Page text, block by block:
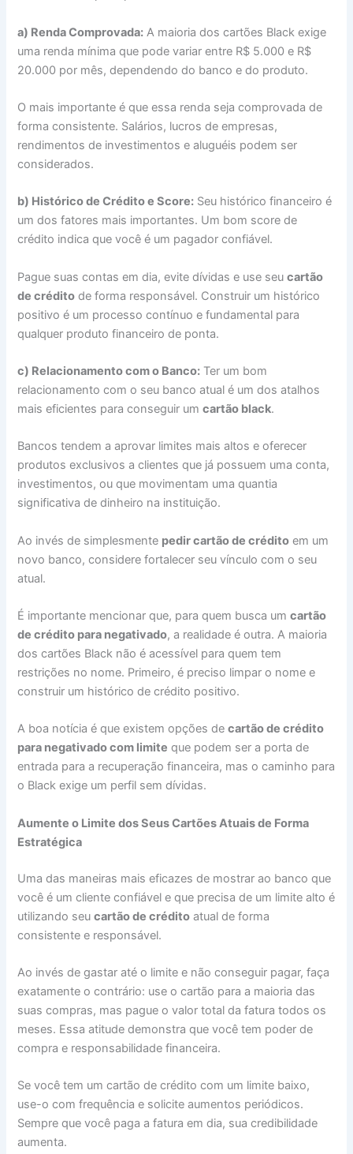
a) Renda Comprovada: A maioria dos cartões Black exige
uma renda mínima que pode variar entre R$ 5.000 e R$
20.000 por mês, dependendo do banco e do produto.
O mais importante é que essa renda seja comprovada de
forma consistente. Salários, lucros de empresas,
rendimentos de investimentos e aluguéis podem ser
considerados.
b) Histórico de Crédito e Score: Seu histórico financeiro é
um dos fatores mais importantes. Um bom score de
crédito indica que você é um pagador confiável.
Pague suas contas em dia, evite dívidas e use seucartão
de crédito de forma responsável. Construir um histórico
positivo é um processo contínuo e fundamental para
qualquer produto financeiro de ponta.
c) Relacionamento com o Banco: Ter um bom
relacionamento com o seu banco atual é um dos atalhos
mais eficientes para conseguir umcartão black.
Bancos tendem a aprovar limites mais altos e oferecer
produtos exclusivos a clientes que já possuem uma conta,
investimentos, ou que movimentam uma quantia
significativa de dinheiro na instituição.
Ao invés de simplesmente pedir cartão de crédito em um
novo banco, considere fortalecer seu vínculo com o seu
atual.
É importante mencionar que, para quem busca umcartão
de crédito para negativado, a realidade é outra. A maioria
dos cartões Black não é acessível para quem tem
restrições no nome. Primeiro, é preciso limpar o nome e
construir um histórico de crédito positivo.
A boa notícia é que existem opções decartão de crédito
para negativado com limite que podem ser a porta de
entrada para a recuperação financeira, mas o caminho para
o Black exige um perfil sem dívidas.
Aumente o Limite dos Seus Cartões Atuais de Forma
Estratégica
Uma das maneiras mais eficazes de mostrar ao banco que
você é um cliente confiável e que precisa de um limite alto é
utilizando seucartão de crédito atual de forma
consistente e responsável.
Ao invés de gastar até o limite e não conseguir pagar, faça
exatamente o contrário: use o cartão para a maioria das
suas compras, mas pague o valor total da fatura todos os
meses. Essa atitude demonstra que você tem poder de
compra e responsabilidade financeira.
Se você tem um cartão de crédito com um limite baixo,
use-o com frequência e solicite aumentos periódicos.
Sempre que você paga a fatura em dia, sua credibilidade
aumenta.